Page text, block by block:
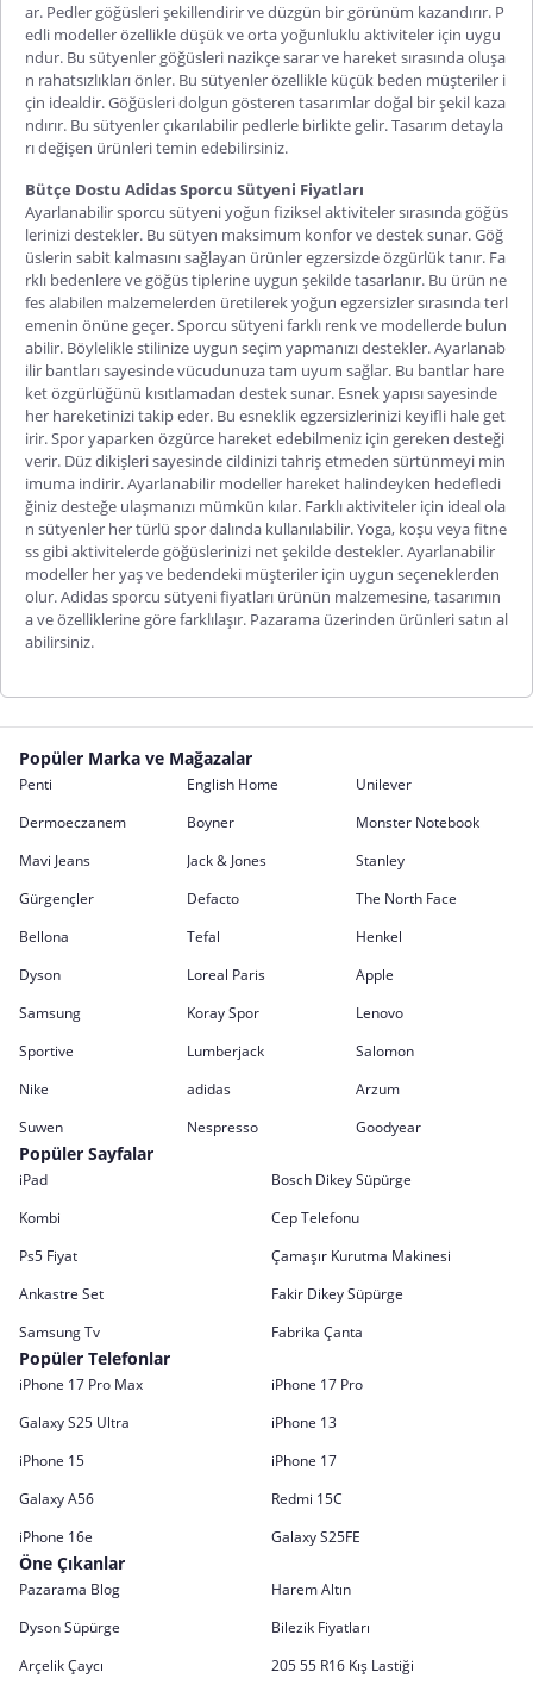
ar. Pedler göğüsleri şekillendirir ve düzgün bir görünüm kazandırır. P
edli modeller özellikle düşük ve orta yoğunluklu aktiviteler için uygu
ndur. Bu sütyenler göğüsleri nazikçe sarar ve hareket sırasında oluşa
n rahatsızlıkları önler. Bu sütyenler özellikle küçük beden müşteriler i
çin idealdir. Göğüsleri dolgun gösteren tasarımlar doğal bir şekil kaza
ndırır. Bu sütyenler çıkarılabilir pedlerle birlikte gelir. Tasarım detayla
rı değişen ürünleri temin edebilirsiniz.
Bütçe Dostu Adidas Sporcu Sütyeni Fiyatları
Ayarlanabilir sporcu sütyeniyoğun fiziksel aktiviteler sırasında göğüs
lerinizi destekler. Bu sütyen maksimum konfor ve destek sunar. Göğ
üslerin sabit kalmasını sağlayan ürünler egzersizde özgürlük tanır. Fa
rklı bedenlere ve göğüs tiplerine uygun şekilde tasarlanır. Bu ürün ne
fes alabilen malzemelerden üretilerek yoğun egzersizler sırasında terl
emenin önüne geçer. Sporcu sütyeni farklı renk ve modellerde bulun
abilir. Böylelikle stilinize uygun seçim yapmanızı destekler. Ayarlanab
ilir bantları sayesinde vücudunuza tam uyum sağlar. Bu bantlar hare
ket özgürlüğünü kısıtlamadan destek sunar. Esnek yapısı sayesinde
her hareketinizi takip eder. Bu esneklik egzersizlerinizi keyifli hale get
irir. Spor yaparken özgürce hareket edebilmeniz için gereken desteği
verir. Düz dikişleri sayesinde cildinizi tahriş etmeden sürtünmeyi min
imuma indirir. Ayarlanabilir modeller hareket halindeyken hedefledi
ğiniz desteğe ulaşmanızı mümkün kılar. Farklı aktiviteler için ideal ola
n sütyenler her türlü spor dalında kullanılabilir. Yoga, koşu veya fitne
ss gibi aktivitelerde göğüslerinizi net şekilde destekler. Ayarlanabilir
modeller her yaş ve bedendeki müşteriler için uygun seçeneklerden
olur.Adidas sporcu sütyeni fiyatları ürünün malzemesine, tasarımın
a ve özelliklerine göre farklılaşır. Pazarama üzerinden ürünleri satın al
abilirsiniz.
Popüler Marka ve Mağazalar
Penti English Home
Unilever
Dermoeczanem
Boyner
Monster Notebook
Mavi Jeans
Jack & Jones
Stanley
Gürgençler
Defacto
The North Face
Bellona
Tefal
Henkel
Dyson
Loreal Paris
Apple
Samsung
Koray Spor
Lenovo
Sportive
Lumberjack
Salomon
Nike
adidas
Arzum
Suwen
Nespresso Goodyear
Popüler Sayfalar
iPad
Bosch Dikey Süpürge
Kombi
Cep Telefonu
Ps5 Fiyat
Çamaşır Kurutma Makinesi
Ankastre Set
Fakir Dikey Süpürge
Samsung Tv
Fabrika Çanta
Popüler Telefonlar
iPhone 17 Pro Max
iPhone 17 Pro
Galaxy S25 Ultra
iPhone 13
iPhone 15
iPhone 17
Galaxy A56
Redmi 15C
iPhone 16e
Galaxy S25FE
Öne Çıkanlar
Pazarama Blog
Harem Altın
Dyson Süpürge
Bilezik Fiyatları
Arçelik Çaycı
205 55 R16 Kış Lastiği